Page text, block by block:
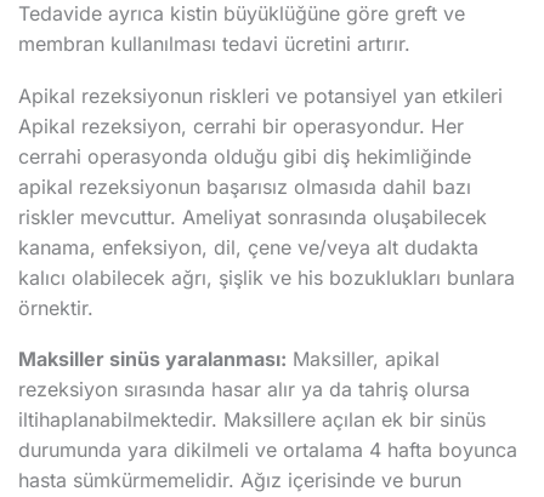
Tedavide ayrıca kistin büyüklüğüne göre greft ve
membran kullanılması tedavi ücretini artırır.
Apikal rezeksiyonun riskleri ve potansiyel yan etkileri
Apikal rezeksiyon, cerrahi bir operasyondur. Her
cerrahi operasyonda olduğu gibi diş hekimliğinde
apikal rezeksiyonun başarısız olmasıda dahil bazı
riskler mevcuttur. Ameliyat sonrasında oluşabilecek
kanama, enfeksiyon, dil, çene ve/veya alt dudakta
kalıcı olabilecek ağrı, şişlik ve his bozuklukları bunlara
örnektir.
Maksiller sinüs yaralanması: Maksiller, apikal
rezeksiyon sırasında hasar alır ya da tahriş olursa
iltihaplanabilmektedir. Maksillere açılan ek bir sinüs
durumunda yara dikilmeli ve ortalama 4 hafta boyunca
hasta sümkürmemelidir. Ağız içerisinde ve burun